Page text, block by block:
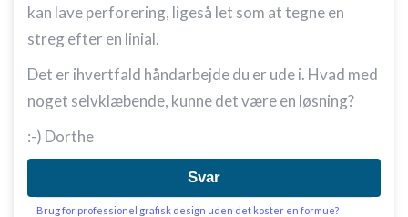
kan lave perforering, ligeså let som at tegne en
streg efter en linial.
Det er ihvertfald håndarbejde du er ude i. Hvad med
noget selvklæbende, kunne det være en løsning?
:-) Dorthe
Svar
Brug for professionel grafisk design uden det koster en formue?